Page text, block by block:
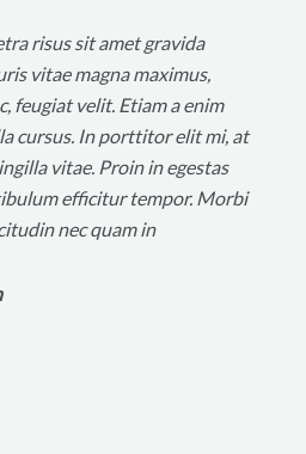
risus sit amet gravida
vitae magna maximus,
feugiat velit. Etiam a enim
cursus. In porttitor elit mi, at
vitae. Proin in egestas
efficitur tempor. Morbi
nec quam in